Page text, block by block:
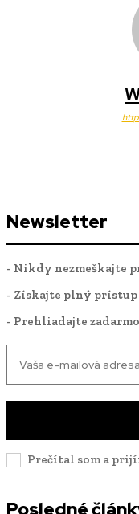
Newsletter
- Nikdy nezmeškajte
- Získajte plný prístup
- Prehliadajte
Prečítal som a